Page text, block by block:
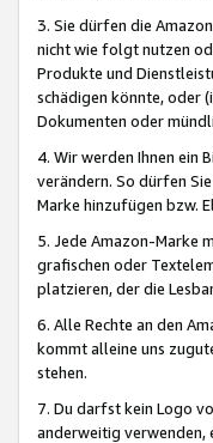
3. Sie dürfen die
nicht wie folgt nutzen
Produkte und
schädigen könnte, oder
Dokumenten oder
4. Wir werden Ihnen ein
verändern. So dürfen
Marke hinzufügen bzw.
5. Jede Amazon-Marke
grafischen oder
platzieren, der die
6. Alle Rechte an den
kommt alleine uns
stehen.
7. Du darfst kein Logo
anderweitig verwenden,